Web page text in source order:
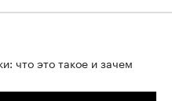
что это такое и зачем